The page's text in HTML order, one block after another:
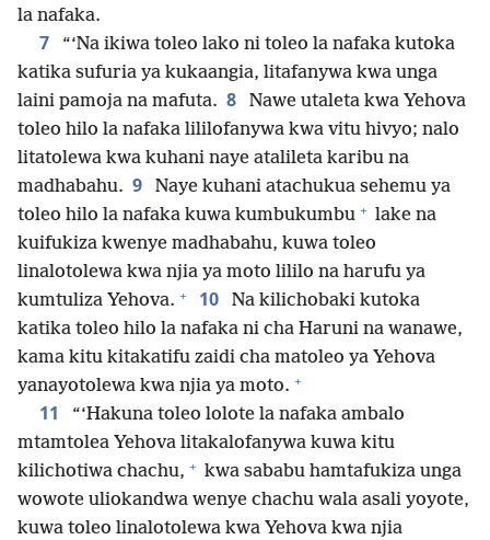
la nafaka.
7
“‘Na ikiwa toleo lako ni toleo la nafaka kutoka
katika sufuria ya kukaangia, litafanywa kwa unga
laini pamoja na mafuta. 8
Nawe utaleta kwa Yehova
toleo hilo la nafaka lililofanywa kwa vitu hivyo; nalo
litatolewa kwa kuhani naye atalileta karibu na
madhabahu. 9
Naye kuhani atachukua sehemu ya
toleo hilo la nafaka kuwa kumbukumbu + lake na
kuifukiza kwenye madhabahu, kuwa toleo
linalotolewa kwa njia ya moto lililo na harufu ya
kumtuliza Yehova. + 10
Na kilichobaki kutoka
katika toleo hilo la nafaka ni cha Haruni na wanawe,
kama kitu kitakatifu zaidi cha matoleo ya Yehova
yanayotolewa kwa njia ya moto. +
11
“‘Hakuna toleo lolote la nafaka ambalo
mtamtolea Yehova litakalofanywa kuwa kitu
kilichotiwa chachu, + kwa sababu hamtafukiza unga
wowote uliokandwa wenye chachu wala asali yoyote,
kuwa toleo linalotolewa kwa Yehova kwa njia